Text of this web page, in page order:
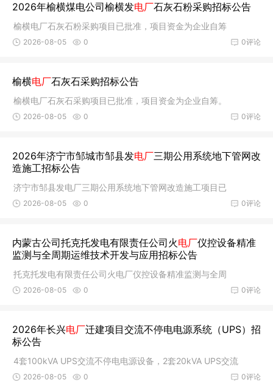
2026年榆横煤电公司榆横发电厂石灰石粉采购招标公告
榆横电厂石灰石粉采购项目已批准，项目资金为企业自筹
0评论
2026-08-05 0
榆横电厂石灰石采购招标公告
榆横电厂石灰石采购项目已批准，项目资金为企业自筹。
0评论
2026-08-05 0
2026年济宁市邹城市邹县发电厂三期公用系统地下管网改
造施工招标公告
济宁市邹县发电厂三期公用系统地下管网改造施工项目已
0评论
2026-08-05 0
内蒙古公司托克托发电有限责任公司火电厂仪控设备精准
监测与全周期运维技术开发与应用招标公告
托克托发电有限责任公司火电厂仪控设备精准监测与全周
0评论
2026-08-05 0
2026年长兴电厂迁建项目交流不停电电源系统（UPS）招
标公告
4套100kVA UPS交流不停电电源设备，2套20kVA UPS交流
0评论
2026-08-05 0